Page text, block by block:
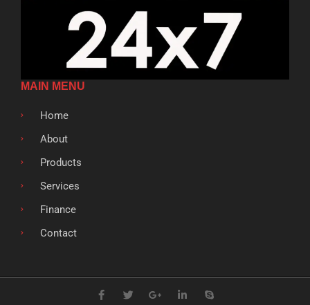
MAIN MENU
Home
About
Products
Services
Finance
Contact
F
a
T
w
G
o
L
i
S
k